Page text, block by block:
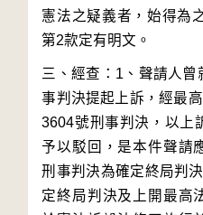
憲法之疑義者，始得為
三、經查：1、聲請人曾
事判決提起上訴，經最
3604號刑事判決，以上
予以駁回，是本件聲請
刑事判決為確定終局判
定終局判決及上開最高